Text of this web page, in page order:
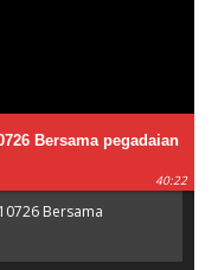
Bersama pegadaian
40:22
Bersama